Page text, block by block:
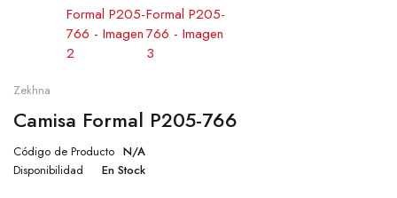
Zekhna
Camisa Formal P205-766
Código de Producto N/A
Disponibilidad
En Stock